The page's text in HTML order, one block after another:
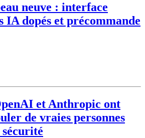
neuve : interface
IA dopés et précommande
et Anthropic ont
de vraies personnes
sécurité